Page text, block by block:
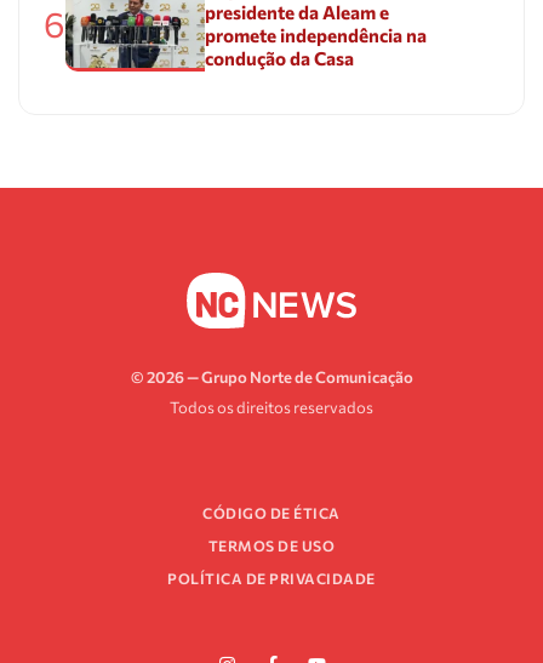
6
presidente da Aleam e
promete independência na
condução da Casa
© 2026 — Grupo Norte de Comunicação
Todos os direitos reservados
CÓDIGO DE ÉTICA
TERMOS DE USO
POLÍTICA DE PRIVACIDADE